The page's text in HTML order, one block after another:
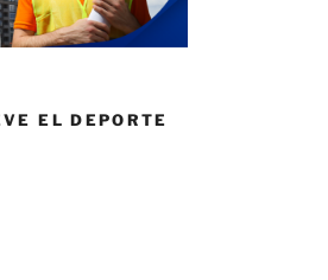
EL DEPORTE